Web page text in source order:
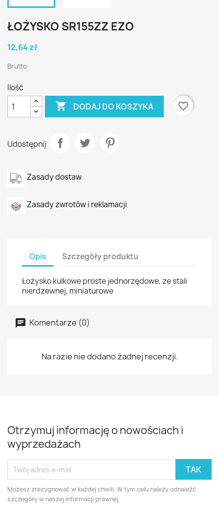
ŁOŻYSKO SR155ZZ EZO
12,64 zł
Brutto
Ilość
 DODAJ DO KOSZYKA favorite_border
Udostępnij
Zasady dostaw
Zasady zwrotów i reklamacji
Opis Szczegóły produktu
Łożysko kulkowe proste jednorzędowe, ze stali
nierdzewnej, miniaturowe
Komentarze (0)
Na razie nie dodano żadnej recenzji.
Otrzymuj informację o nowościach i
wyprzedażach
Możesz zrezygnować w każdej chwili. W tym celu należy odnaleźć
szczegóły w naszej informacji prawnej.